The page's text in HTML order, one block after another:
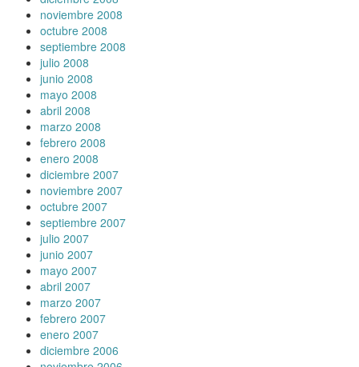
noviembre 2008
octubre 2008
septiembre 2008
julio 2008
junio 2008
mayo 2008
abril 2008
marzo 2008
febrero 2008
enero 2008
diciembre 2007
noviembre 2007
octubre 2007
septiembre 2007
julio 2007
junio 2007
mayo 2007
abril 2007
marzo 2007
febrero 2007
enero 2007
diciembre 2006